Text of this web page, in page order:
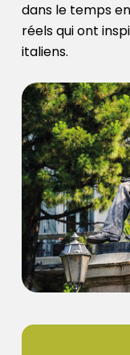
dans le temps
réels qui ont
italiens.